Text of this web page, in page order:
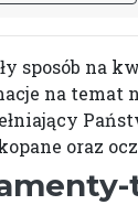
sposób na
na temat
oraz